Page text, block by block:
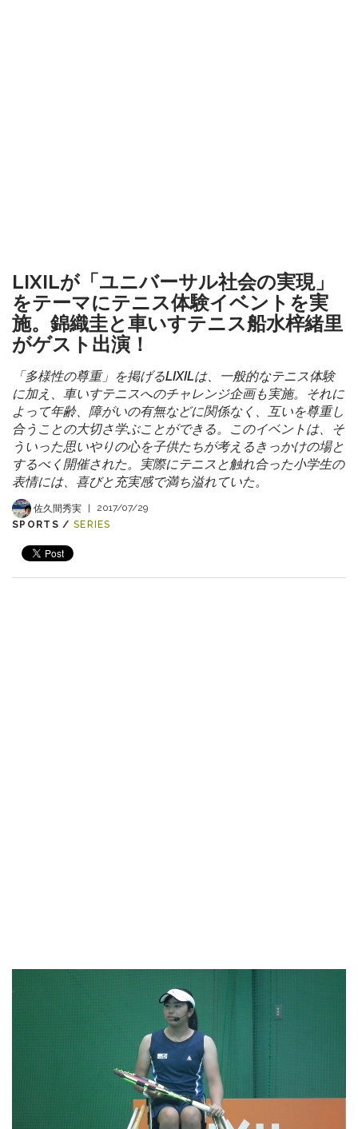
LIXILが「ユニバーサル社会の実現」
をテーマにテニス体験イベントを実
施。錦織圭と車いすテニス船水梓緒里
がゲスト出演！
「多様性の尊重」を掲げるLIXILは、一般的なテニス体験
に加え、車いすテニスへのチャレンジ企画も実施。それに
よって年齢、障がいの有無などに関係なく、互いを尊重し
合うことの大切さ学ぶことができる。このイベントは、そ
ういった思いやりの心を子供たちが考えるきっかけの場と
するべく開催された。実際にテニスと触れ合った小学生の
表情には、喜びと充実感で満ち溢れていた。
佐久間秀実 |
2017/07/29
SPORTS / SERIES